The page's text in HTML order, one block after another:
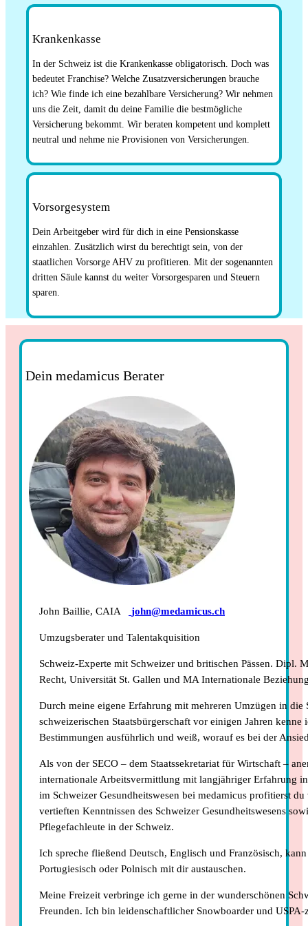
Krankenkasse
In der Schweiz ist die Krankenkasse obligatorisch. Doch was
bedeutet Franchise? Welche Zusatzversicherungen brauche
ich? Wie finde ich eine bezahlbare Versicherung? Wir nehmen
uns die Zeit, damit du deine Familie die bestmögliche
Versicherung bekommt. Wir beraten kompetent und komplett
neutral und nehme nie Provisionen von Versicherungen.
Vorsorgesystem
Dein Arbeitgeber wird für dich in eine Pensionskasse
einzahlen. Zusätzlich wirst du berechtigt sein, von der
staatlichen Vorsorge AHV zu profitieren. Mit der sogenannten
dritten Säule kannst du weiter Vorsorgesparen und Steuern
sparen.
Dein medamicus Berater
John Baillie, CAIA john@medamicus.ch
Umzugsberater und Talentakquisition
Schweiz-Experte mit Schweizer und britischen Pässen. Dipl.
Recht, Universität St. Gallen und MA Internationale
Durch meine eigene Erfahrung mit mehreren Umzügen in die
schweizerischen Staatsbürgerschaft vor einigen Jahren kenne
Bestimmungen ausführlich und weiß, worauf es bei der
Als von der SECO – dem Staatssekretariat für Wirtschaft –
internationale Arbeitsvermittlung mit langjähriger Erfahrung
im Schweizer Gesundheitswesen bei medamicus profitierst
vertieften Kenntnissen des Schweizer Gesundheitswesens
Pflegefachleute in der Schweiz.
Ich spreche fließend Deutsch, Englisch und Französisch,
Portugiesisch oder Polnisch mit dir austauschen.
Meine Freizeit verbringe ich gerne in der wunderschönen
Freunden. Ich bin leidenschaftlicher Snowboarder und